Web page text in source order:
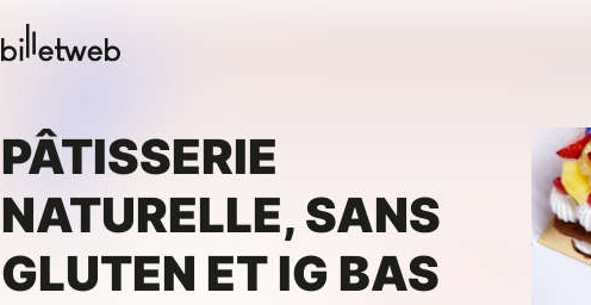
PÂTISSERIE
NATURELLE, SANS
GLUTEN ET IG BAS